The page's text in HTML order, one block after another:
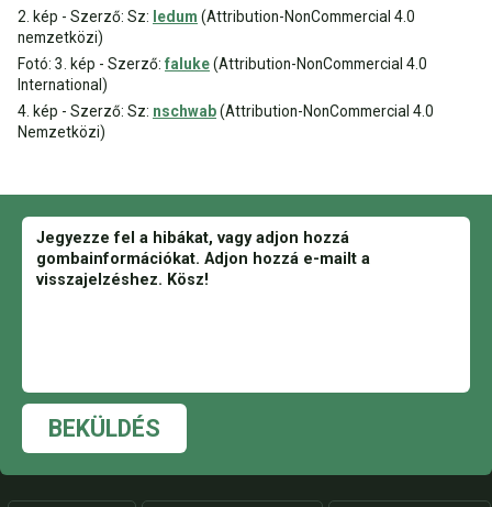
2. kép - Szerző: Sz: ledum (Attribution-NonCommercial 4.0
nemzetközi)
Fotó: 3. kép - Szerző: faluke(Attribution-NonCommercial 4.0
International)
4. kép - Szerző: Sz: nschwab(Attribution-NonCommercial 4.0
Nemzetközi)
BEKÜLDÉS